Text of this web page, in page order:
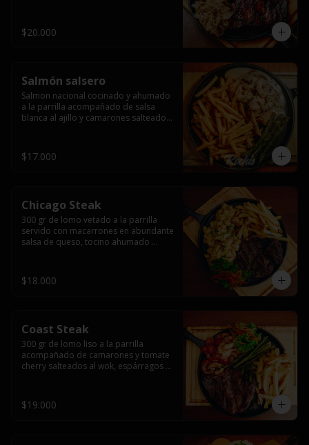
$20.000
Salmón salsero
Salmon nacional cocinado y ahumado
a la parrilla acompañado de salsa
blanca al ajillo y camarones salteados,
$17.000
Chicago Steak
300 gr de lomo vetado a la parrilla
servido con macarrones en abundante
salsa de queso, tocino ahumado
$18.000
Coast Steak
300 gr de lomo liso a la parrilla
acompañado de camarones y tomate
cherry salteados al wok, espárragos
$19.000